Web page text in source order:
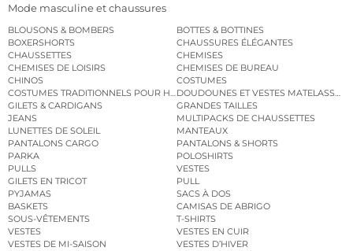
Mode masculine et chaussures
BLOUSONS & BOMBERS
BOTTES & BOTTINES
BOXERSHORTS
CHAUSSURES ÉLÉGANTES
CHAUSSETTES
CHEMISES
CHEMISES DE LOISIRS
CHEMISES DE BUREAU
CHINOS
COSTUMES
COSTUMES TRADITIONNELS POUR HOMMEDOUDOUNES ET VESTES MATELASSÉES
GILETS & CARDIGANS
GRANDES TAILLES
JEANS
MULTIPACKS DE CHAUSSETTES
LUNETTES DE SOLEIL
MANTEAUX
PANTALONS CARGO
PANTALONS & SHORTS
PARKA
POLOSHIRTS
PULLS
VESTES
GILETS EN TRICOT
PULL
PYJAMAS
SACS À DOS
BASKETS
CAMISAS DE ABRIGO
SOUS-VÊTEMENTS
T-SHIRTS
VESTES
VESTES EN CUIR
VESTES DE MI-SAISON
VESTES D’HIVER